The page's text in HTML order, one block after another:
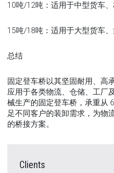
10吨/12吨：适用于中型货车、
15吨/18吨：适用于大型货车、
总结
固定登车桥以其坚固耐用、高
应用于各类物流、仓储、工厂
械生产的固定登车桥，承重从
足不同客户的装卸需求，为物
的桥接方案。
Clients